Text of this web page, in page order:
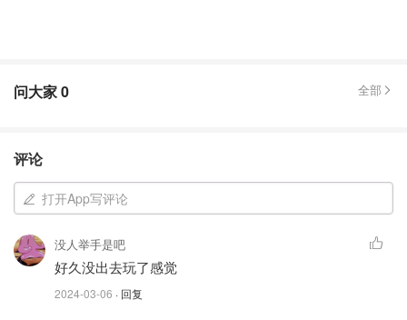
问大家0 全部
评论
打开App写评论
没人举手是吧
好久没出去玩了感觉
2024-03-06 · 回复